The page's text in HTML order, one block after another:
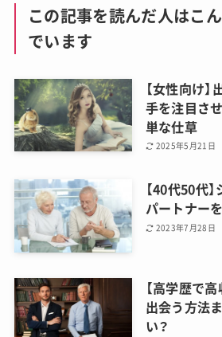
この記事を読んだ人はこ
でいます
【女性向け】
手を注目さ
単な仕草
2025年5月21日
【40代50代
パートナー
2023年7月28日
【高学歴で
出会う方法
い？